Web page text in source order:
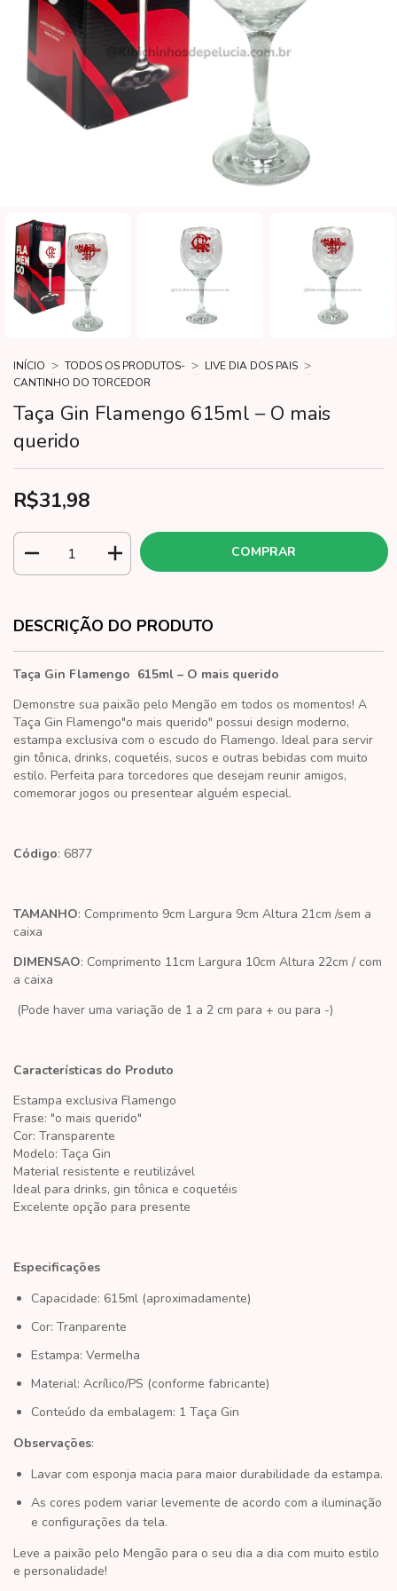
INÍCIO > TODOS OS PRODUTOS- > LIVE DIA DOS PAIS >
CANTINHO DO TORCEDOR
Taça Gin Flamengo 615ml – O mais
querido
R$31,98
DESCRIÇÃO DO PRODUTO
Taça Gin Flamengo 615ml – O mais querido
Demonstre sua paixão pelo Mengão em todos os momentos! A
Taça Gin Flamengo"o mais querido" possui design moderno,
estampa exclusiva com o escudo do Flamengo. Ideal para servir
gin tônica, drinks, coquetéis, sucos e outras bebidas com muito
estilo. Perfeita para torcedores que desejam reunir amigos,
comemorar jogos ou presentear alguém especial.
Código: 6877
TAMANHO: Comprimento 9cm Largura 9cm Altura 21cm /sem a
caixa
DIMENSAO: Comprimento 11cm Largura 10cm Altura 22cm / com
a caixa
(Pode haver uma variação de 1 a 2 cm para + ou para -)
Características do Produto
Estampa exclusiva Flamengo
Frase: "o mais querido"
Cor: Transparente
Modelo: Taça Gin
Material resistente e reutilizável
Ideal para drinks, gin tônica e coquetéis
Excelente opção para presente
Especificações
Capacidade: 615ml (aproximadamente)
Cor: Tranparente
Estampa: Vermelha
Material: Acrílico/PS (conforme fabricante)
Conteúdo da embalagem: 1 Taça Gin
Observações:
Lavar com esponja macia para maior durabilidade da estampa.
As cores podem variar levemente de acordo com a iluminação
e configurações da tela.
Leve a paixão pelo Mengão para o seu dia a dia com muito estilo
e personalidade!